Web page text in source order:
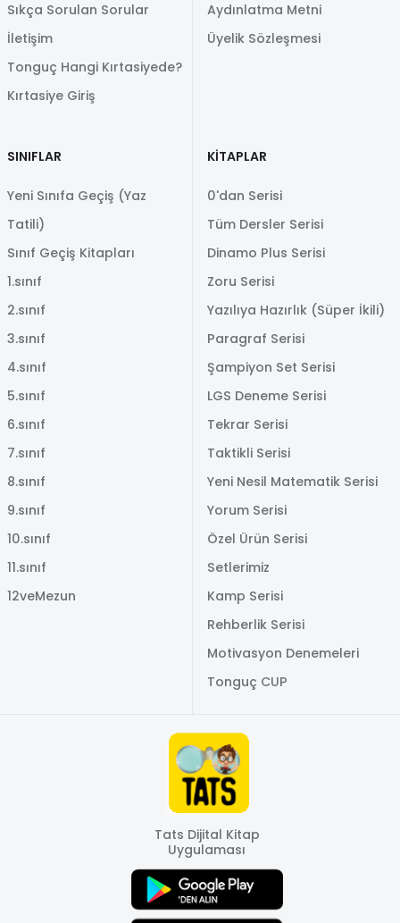
Sıkça Sorulan Sorular
İletişim
Tonguç Hangi Kırtasiyede?
Kırtasiye Giriş
Aydınlatma Metni
Üyelik Sözleşmesi
SINIFLAR
Yeni Sınıfa Geçiş (Yaz
Tatili)
Sınıf Geçiş Kitapları
1.sınıf
2.sınıf
3.sınıf
4.sınıf
5.sınıf
6.sınıf
7.sınıf
8.sınıf
9.sınıf
10.sınıf
11.sınıf
12veMezun
KİTAPLAR
0'dan Serisi
Tüm Dersler Serisi
Dinamo Plus Serisi
Zoru Serisi
Yazılıya Hazırlık (Süper İkili)
Paragraf Serisi
Şampiyon Set Serisi
LGS Deneme Serisi
Tekrar Serisi
Taktikli Serisi
Yeni Nesil Matematik Serisi
Yorum Serisi
Özel Ürün Serisi
Setlerimiz
Kamp Serisi
Rehberlik Serisi
Motivasyon Denemeleri
Tonguç CUP
Tats Dijital Kitap
Uygulaması